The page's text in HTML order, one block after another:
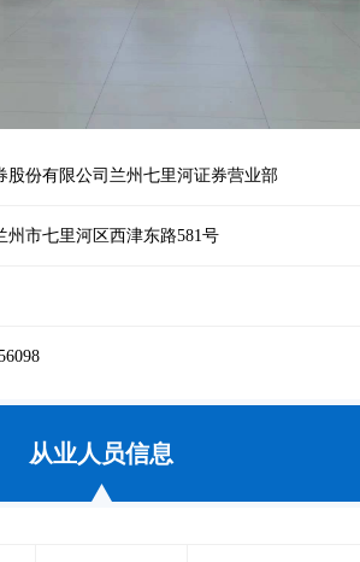
股份有限公司兰州七里河证券营业部
州市七里河区西津东路581号
从业人员信息